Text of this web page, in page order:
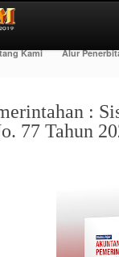
Kami Alur
:
77 Tahun